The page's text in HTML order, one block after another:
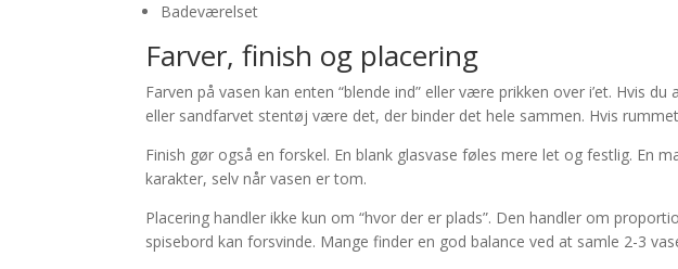
Badeværelset
Farver, finish og placering
Farven på vasen kan enten “blende ind” eller være prikken over i’et. Hvis
eller sandfarvet stentøj være det, der binder det hele sammen. Hvis
Finish gør også en forskel. En blank glasvase føles mere let og festlig. En
karakter, selv når vasen er tom.
Placering handler ikke kun om “hvor der er plads”. Den handler om
spisebord kan forsvinde. Mange finder en god balance ved at samle 2-3